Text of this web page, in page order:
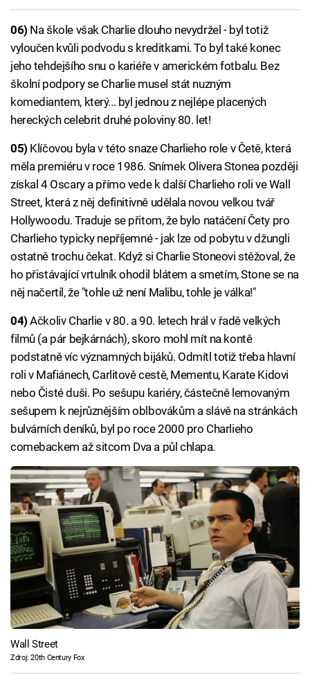
06) Na škole však Charlie dlouho nevydržel - byl totiž
vyloučen kvůli podvodu s kreditkami. To byl také konec
jeho tehdejšího snu o kariéře v americkém fotbalu. Bez
školní podpory se Charlie musel stát nuzným
komediantem, který... byl jednou z nejlépe placených
hereckých celebrit druhé poloviny 80. let!
05) Klíčovou byla v této snaze Charlieho role v Četě, která
měla premiéru v roce 1986. Snímek Olivera Stonea později
získal 4 Oscary a přímo vede k další Charlieho roli ve Wall
Street, která z něj definitivně udělala novou velkou tvář
Hollywoodu. Traduje se přitom, že bylo natáčení Čety pro
Charlieho typicky nepříjemné - jak lze od pobytu v džungli
ostatně trochu čekat. Když si Charlie Stoneovi stěžoval, že
ho přistávající vrtulník ohodil blátem a smetím, Stone se na
něj načertil, že "tohle už není Malibu, tohle je válka!"
04)Ačkoliv Charlie v 80. a 90. letech hrál v řadě velkých
filmů (a pár bejkárnách), skoro mohl mít na kontě
podstatně víc významných bijáků. Odmítl totiž třeba hlavní
roli v Mafiánech, Carlitově cestě, Mementu, Karate Kidovi
nebo Čisté duši. Po sešupu kariéry, částečně lemovaným
sešupem k nejrůznějším oblbovákům a slávě na stránkách
bulvárních deníků, byl po roce 2000 pro Charlieho
comebackem až sitcom Dva a půl chlapa.
Wall Street
Zdroj: 20th Century Fox